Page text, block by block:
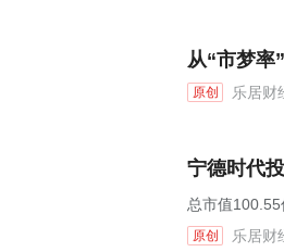
从“市梦率
原创 乐居财
宁德时代
总市值100.55
原创 乐居财